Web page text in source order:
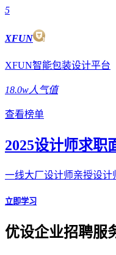
5
XFUN
XFUN智能包装设计平台
18.0w人气值
查看榜单
2025设计师求职
一线大厂设计师亲授设计
立即学习
优设企业招聘服